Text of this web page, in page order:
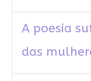
A poesia
das